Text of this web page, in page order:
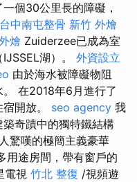
個30公里長的障礙，
台中南屯整骨 新竹 外燴
燴 Zuiderzee已成為室
湖）。 外資設立
由於海水被障礙物阻
在2018年6月進行了
開放。 seo agency 我
奇蹟中的獨特鐵結構
驚嘆的極簡主義豪華
用途房間，帶有窗戶的
電視 竹北 整復 /視頻遊